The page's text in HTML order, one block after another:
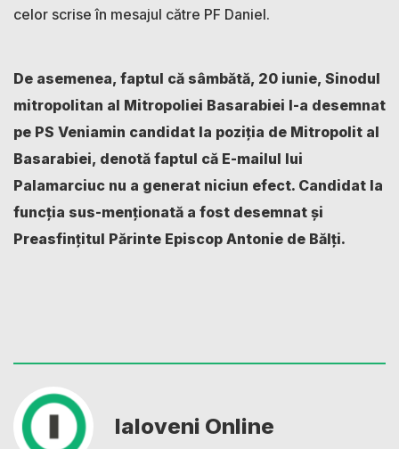
celor scrise în mesajul către PF Daniel.
De asemenea, faptul că sâmbătă, 20 iunie, Sinodul
mitropolitan al Mitropoliei Basarabiei l-a desemnat
pe PS Veniamin candidat la poziția de Mitropolit al
Basarabiei, denotă faptul că E-mailul lui
Palamarciuc nu a generat niciun efect. Candidat la
funcția sus-menționată a fost desemnat și
Preasfinţitul Părinte Episcop Antonie de Bălți.
Ialoveni Online